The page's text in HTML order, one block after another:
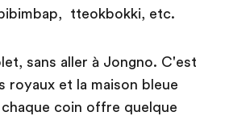
tteokbokki, etc.
sans aller à Jongno. C'est
royaux et la maison bleue
coin offre quelque